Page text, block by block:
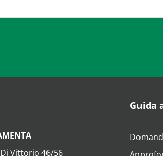
Vittorio 46/56
Guida